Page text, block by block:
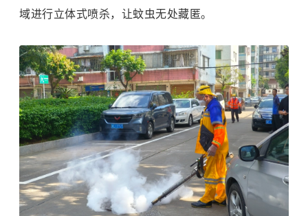
域进行立体式喷杀，让蚊虫无处藏匿。